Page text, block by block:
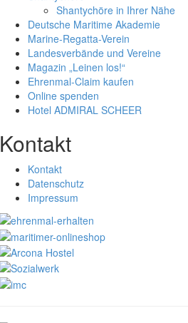
Shantychöre in Ihrer Nähe
Deutsche Maritime Akademie
Marine-Regatta-Verein
Landesverbände und Vereine
Magazin „Leinen los!“
Ehrenmal-Claim kaufen
Online spenden
Hotel ADMIRAL SCHEER
Kontakt
Kontakt
Datenschutz
Impressum